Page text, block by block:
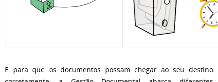
E para que os documentos possam chegar ao seu destino